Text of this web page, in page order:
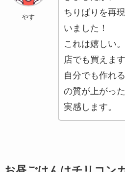
やす
ちりばりを再
いました！
これは嬉しい
店でも買えます
自分でも作れ
の質が上がっ
実感します。